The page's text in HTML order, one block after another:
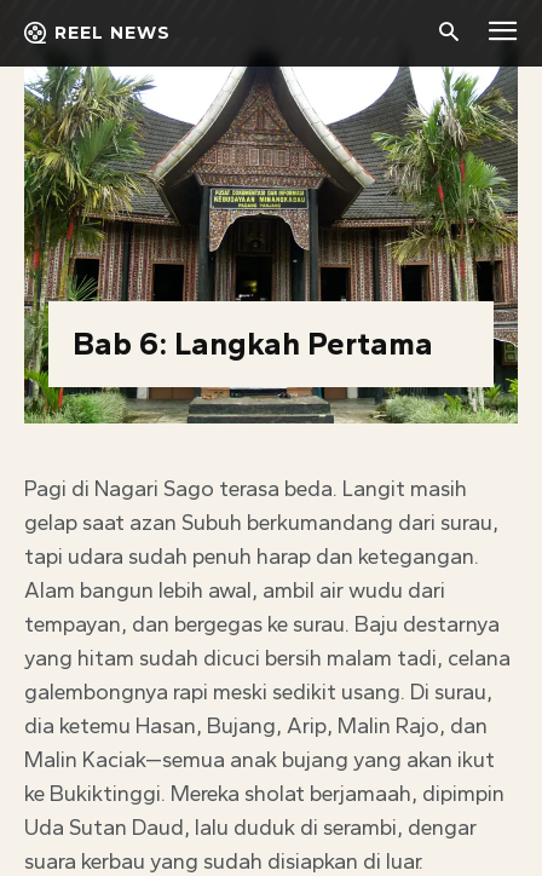
REEL NEWS
Bab 6: Langkah Pertama
Pagi di Nagari Sago terasa beda. Langit masih
gelap saat azan Subuh berkumandang dari surau,
tapi udara sudah penuh harap dan ketegangan.
Alam bangun lebih awal, ambil air wudu dari
tempayan, dan bergegas ke surau. Baju destarnya
yang hitam sudah dicuci bersih malam tadi, celana
galembongnya rapi meski sedikit usang. Di surau,
dia ketemu Hasan, Bujang, Arip, Malin Rajo, dan
Malin Kaciak—semua anak bujang yang akan ikut
ke Bukiktinggi. Mereka sholat berjamaah, dipimpin
Uda Sutan Daud, lalu duduk di serambi, dengar
suara kerbau yang sudah disiapkan di luar.